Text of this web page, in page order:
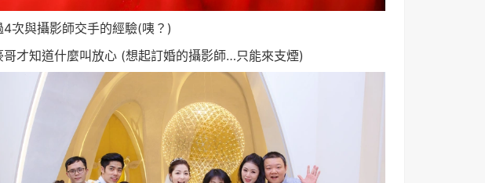
4次與攝影師交手的經驗(咦？)
哥才知道什麼叫放心 (想起訂婚的攝影師…只能來支煙)